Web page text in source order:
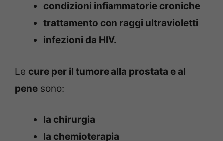
condizioni infiammatorie croniche
trattamento con raggi ultravioletti
infezioni da HIV.
Le cure per il tumore alla prostata e al
pene sono:
la chirurgia
la chemioterapia